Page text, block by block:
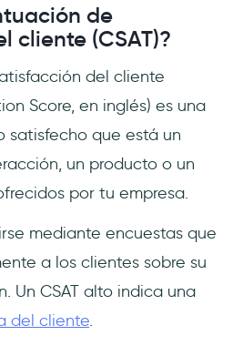
de
cliente (CSAT)?
del cliente
Score, en inglés) es una
satisfecho que está un
un producto o un
por tu empresa.
mediante encuestas que
a los clientes sobre su
Un CSAT alto indica una
del cliente.